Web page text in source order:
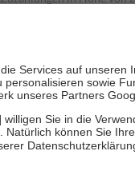
auch für Online-
für ihre eigene
vollendeten 18.
Früherkennung, die